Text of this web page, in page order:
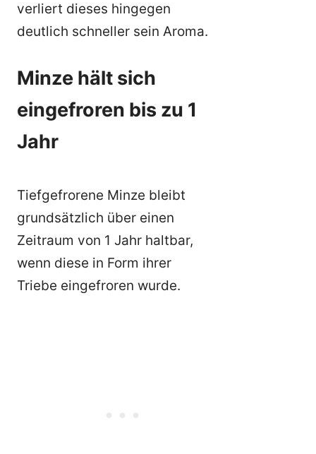
verliert dieses hingegen
deutlich schneller sein Aroma.
Minze hält sich
eingefroren bis zu 1
Jahr
Tiefgefrorene Minze bleibt
grundsätzlich über einen
Zeitraum von 1 Jahr haltbar,
wenn diese in Form ihrer
Triebe eingefroren wurde.